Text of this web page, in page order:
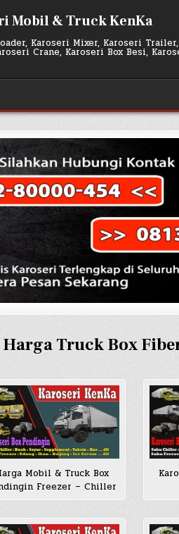
Mobil & Truck KenKa
Karoseri Mixer, Karoseri
Crane, Karoseri Box Besi,
Harga Truck Box
Mobil & Truck Box
Freezer – Chiller